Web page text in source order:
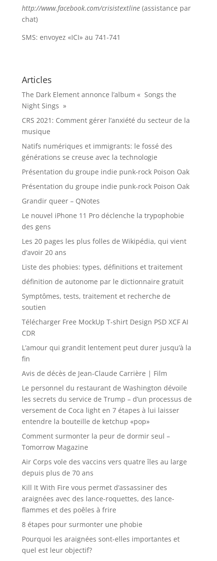
http://www.facebook.com/crisistextline(assistance par
chat)
SMS: envoyez «ICI» au 741-741
Articles
The Dark Element annonce l’album « Songs the
Night Sings »
CRS 2021: Comment gérer l’anxiété du secteur de la
musique
Natifs numériques et immigrants: le fossé des
générations se creuse avec la technologie
Présentation du groupe indie punk-rock Poison Oak
Présentation du groupe indie punk-rock Poison Oak
Grandir queer – QNotes
Le nouvel iPhone 11 Pro déclenche la trypophobie
des gens
Les 20 pages les plus folles de Wikipédia, qui vient
d’avoir 20 ans
Liste des phobies: types, définitions et traitement
définition de autonome par le dictionnaire gratuit
Symptômes, tests, traitement et recherche de
soutien
Télécharger Free MockUp T-shirt Design PSD XCF AI
CDR
L’amour qui grandit lentement peut durer jusqu’à la
fin
Avis de décès de Jean-Claude Carrière | Film
Le personnel du restaurant de Washington dévoile
les secrets du service de Trump – d’un processus de
versement de Coca light en 7 étapes à lui laisser
entendre la bouteille de ketchup «pop»
Comment surmonter la peur de dormir seul –
Tomorrow Magazine
Air Corps vole des vaccins vers quatre îles au large
depuis plus de 70 ans
Kill It With Fire vous permet d’assassiner des
araignées avec des lance-roquettes, des lance-
flammes et des poêles à frire
8 étapes pour surmonter une phobie
Pourquoi les araignées sont-elles importantes et
quel est leur objectif?